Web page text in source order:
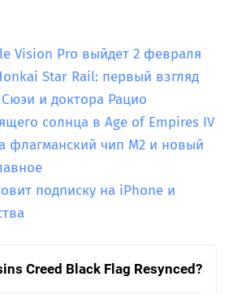
Vision Pro выйдет 2 февраля
Star Rail: первый взгляд
и доктора Рацио
солнца в Age of Empires IV
флагманский чип M2 и новый
подписку на iPhone и
Creed Black Flag Resynced?